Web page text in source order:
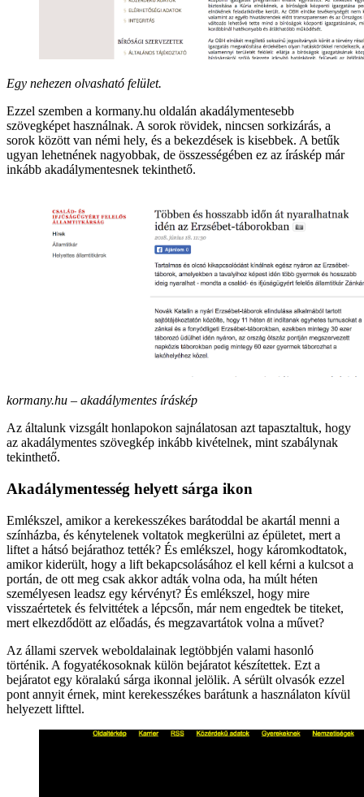
Egy nehezen olvasható felület.
Ezzel szemben a kormany.hu oldalán akadálymentesebb
szövegképet használnak. A sorok rövidek, nincsen sorkizárás, a
sorok között van némi hely, és a bekezdések is kisebbek. A betűk
ugyan lehetnének nagyobbak, de összességében ez az íráskép már
inkább akadálymentesnek tekinthető.
kormany.hu – akadálymentes íráskép
Az általunk vizsgált honlapokon sajnálatosan azt tapasztaltuk, hogy
az akadálymentes szövegkép inkább kivételnek, mint szabálynak
tekinthető.
Akadálymentesség helyett sárga ikon
Emlékszel, amikor a kerekesszékes barátoddal be akartál menni a
színházba, és kénytelenek voltatok megkerülni az épületet, mert a
liftet a hátsó bejárathoz tették? És emlékszel, hogy káromkodtatok,
amikor kiderült, hogy a lift bekapcsolásához el kell kérni a kulcsot a
portán, de ott meg csak akkor adták volna oda, ha múlt héten
személyesen leadsz egy kérvényt? És emlékszel, hogy mire
visszaértetek és felvittétek a lépcsőn, már nem engedtek be titeket,
mert elkezdődött az előadás, és megzavartátok volna a művet?
Az állami szervek weboldalainak legtöbbjén valami hasonló
történik. A fogyatékosoknak külön bejáratot készítettek. Ezt a
bejáratot egy köralakú sárga ikonnal jelölik. A sérült olvasók ezzel
pont annyit érnek, mint kerekesszékes barátunk a használaton kívül
helyezett lifttel.